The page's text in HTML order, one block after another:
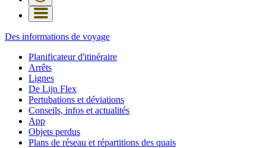
Des informations de voyage
Planificateur d'itinéraire
Arrêts
Lignes
De Lijn Flex
Pertubations et déviations
Conseils, infos et actualités
App
Objets perdus
Plans de réseau et répartitions des quais